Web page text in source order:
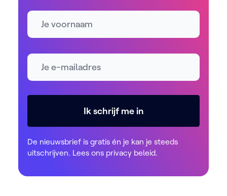
Naam
E-mailadres *
Ik schrijf me in
De nieuwsbrief is gratis én je kan je steeds
uitschrijven. Lees ons privacy beleid.